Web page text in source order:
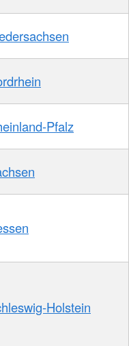
Pfalz
Holstein